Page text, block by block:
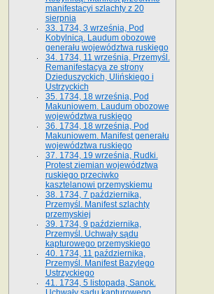
manifestacyi szlachty z 20
sierpnia
33. 1734, 3 września, Pod
Kobylnicą. Laudum obozowe
generału województwa ruskiego
34. 1734, 11 września, Przemyśl.
Remanifestacya ze strony
Dzieduszyckich, Ulińskiego i
Ustrzyckich
35. 1734, 18 września, Pod
Makuniowem. Laudum obozowe
województwa ruskiego
36. 1734, 18 września, Pod
Makuniowem. Manifest generału
województwa ruskiego
37. 1734, 19 września, Rudki.
Protest ziemian województwa
ruskiego przeciwko
kasztelanowi przemyskiemu
38. 1734, 7 października,
Przemyśl. Manifest szlachty
przemyskiej
39. 1734, 9 października,
Przemyśl. Uchwały sądu
kapturowego przemyskiego
40. 1734, 11 października,
Przemyśl. Manifest Bazylego
Ustrzyckiego
41. 1734, 5 listopada, Sanok.